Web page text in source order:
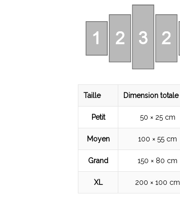
Taille Dimension totale
Petit 50 × 25 cm
Moyen 100 × 55 cm
Grand 150 × 80 cm
XL 200 × 100 cm